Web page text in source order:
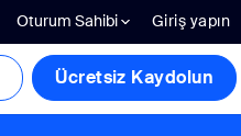
Oturum Sahibi Giriş yapın
Ücretsiz Kaydolun